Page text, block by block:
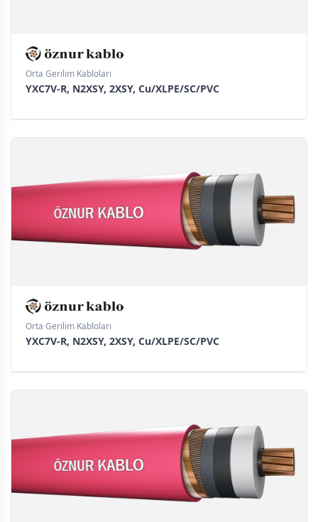
Orta Gerilim Kabloları
YXC7V-R, N2XSY, 2XSY, Cu/XLPE/SC/PVC
Orta Gerilim Kabloları
YXC7V-R, N2XSY, 2XSY, Cu/XLPE/SC/PVC